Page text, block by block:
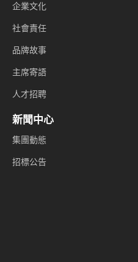
企業文化
社會責任
品牌故事
主席寄語
人才招聘
新聞中心
集團動態
招標公告